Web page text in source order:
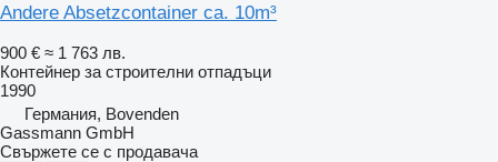
Andere Absetzcontainer ca. 10m³
900 € ≈ 1 763 лв.
Контейнер за строителни отпадъци
1990
Германия, Bovenden
Gassmann GmbH
Свържете се с продавача